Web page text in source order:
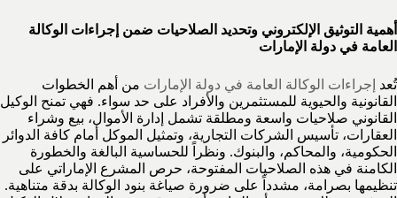
أهمية التوثيق الإلكتروني وتحديد الصلاحيات ضمن إجراءات الوكالة
العامة في دولة الإمارات
تُعد إجراءات الوكالة العامة في دولة الإمارات من أهم الخطوات
القانونية والحيوية للمستثمرين والأفراد على حد سواء. فهي تمنح الوكيل
القانوني صلاحيات واسعة ومطلقة تشمل إدارة الأموال، بيع وشراء
العقارات، تأسيس الشركات التجارية، وتمثيل الموكل أمام كافة الدوائر
الحكومية، والمحاكم، والبنوك. ونظراً للحساسية البالغة والخطورة
الكامنة في هذه الصلاحيات المفتوحة، حرص المشرع الإماراتي على
تنظيمها بصرامة، مشدداً على ضرورة صياغة بنود الوكالة بدقة متناهية.